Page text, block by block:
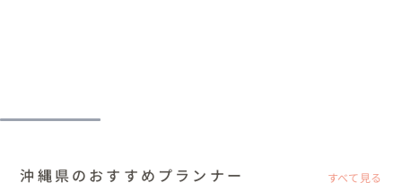
沖縄県のおすすめプランナー すべて見る